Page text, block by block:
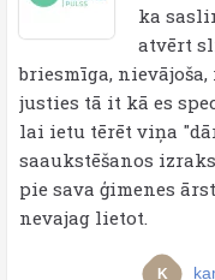
ka
atvērt
briesmīga,
justies tā it kā es
lai ietu tērēt viņa
saaukstēšanos
pie sava ģimenes
nevajag lietot.
K